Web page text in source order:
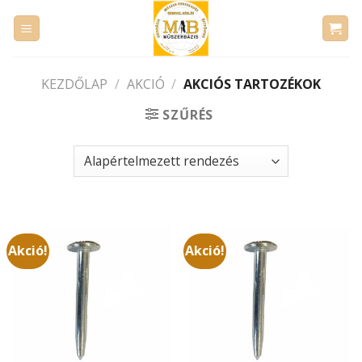
KEZDŐLAP / AKCIÓ / AKCIÓS TARTOZÉKOK
SZŰRÉS
Akció! Akció!